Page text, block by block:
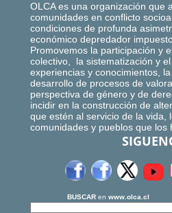
OLCA es una organización que
comunidades en conflicto
condiciones de profunda
económico depredador
Promovemos la participación y
colectivo, la sistematización y
experiencias y conocimientos,
desarrollo de procesos de
perspectiva de género y de
incidir en la construcción de
que estén al servicio de la vida,
comunidades y pueblos que los
BUSCAR en www.olca.cl